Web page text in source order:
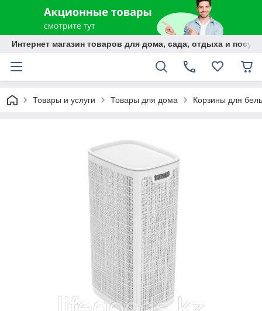
Интернет магазин товаров для дома, сада, отдыха и
Товары и услуги Товары для дома Корзины для